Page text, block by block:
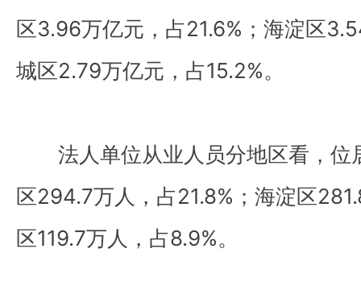
区3.96万亿元，占21.6%；海淀区
城区2.79万亿元，占15.2%。
法人单位从业人员分地区看，位
区294.7万人，占21.8%；海淀区
区119.7万人，占8.9%。